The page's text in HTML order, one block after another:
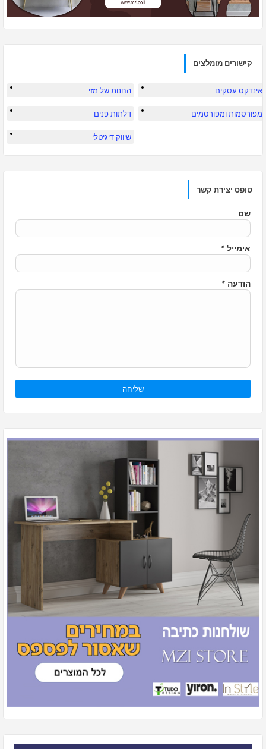
קישורים מומלצים
החנות של מזי
אינדקס עסקים
דלתות פנים
מפורסמות ומפורסמים
שיווק דיגיטלי
טופס יצירת קשר
שם
אימייל*
הודעה*